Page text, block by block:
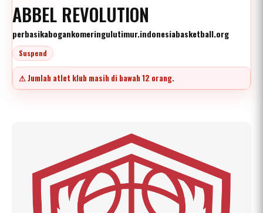
ABBEL REVOLUTION
perbasikabogankomeringulutimur.indonesiabasketball.org
Suspend
⚠ Jumlah atlet klub masih di bawah 12 orang.